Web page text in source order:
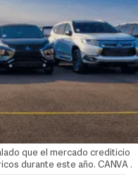
que el mercado crediticio
durante este año. CANVA .